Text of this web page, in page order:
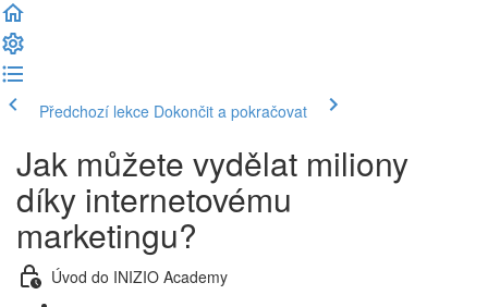
Předchozí lekce Dokončit a pokračovat
Jak můžete vydělat miliony
díky internetovému
marketingu?
Úvod do INIZIO Academy